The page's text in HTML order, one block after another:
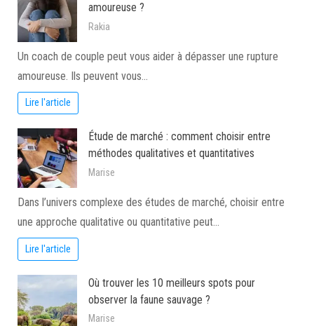
amoureuse ?
Rakia
Un coach de couple peut vous aider à dépasser une rupture
amoureuse. Ils peuvent vous…
Lire l'article
Étude de marché : comment choisir entre
méthodes qualitatives et quantitatives
Marise
Dans l’univers complexe des études de marché, choisir entre
une approche qualitative ou quantitative peut…
Lire l'article
Où trouver les 10 meilleurs spots pour
observer la faune sauvage ?
Marise